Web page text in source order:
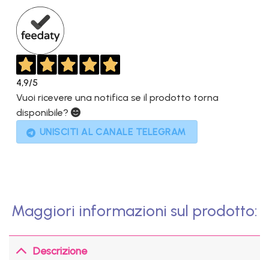
4,9/5
Vuoi ricevere una notifica se il prodotto torna
disponibile?
UNISCITI AL CANALE TELEGRAM
Maggiori informazioni sul prodotto:
Descrizione